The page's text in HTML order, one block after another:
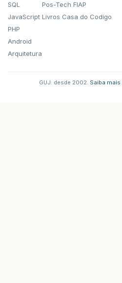
SQL
JavaScript
PHP
Android
Arquitetura
Pos-Tech FIAP
Livros Casa do Codigo
GUJ: desde 2002. Saiba mais